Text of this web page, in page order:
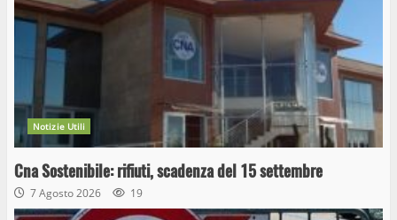
Notizie Utili
Cna Sostenibile: rifiuti, scadenza del 15 settembre
7 Agosto 2026 19